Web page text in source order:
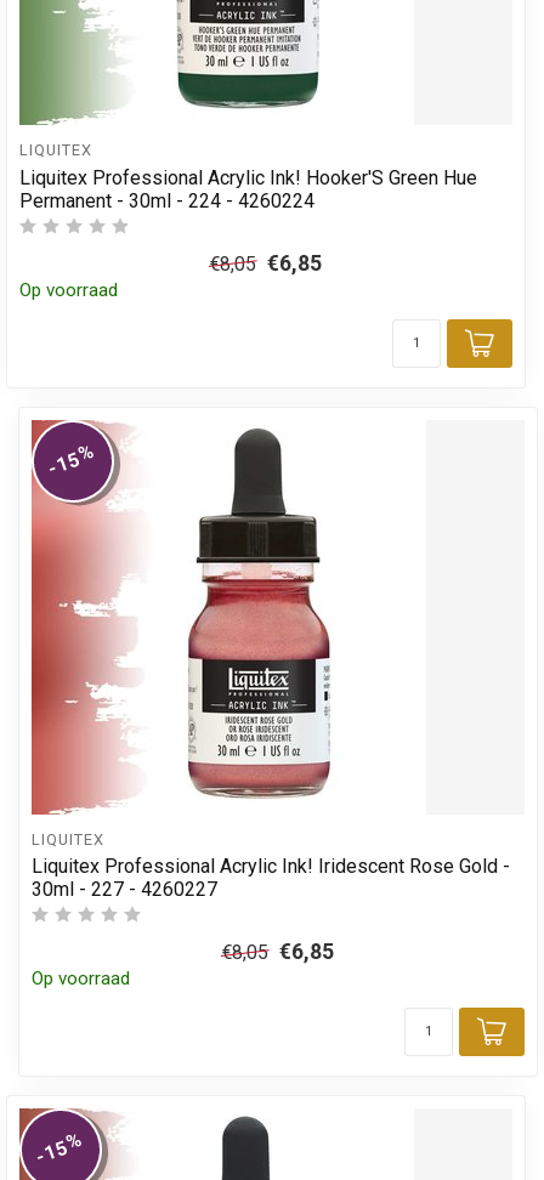
LIQUITEX
Liquitex Professional Acrylic Ink! Hooker'S Green Hue
Permanent - 30ml - 224 - 4260224
€8,05 €6,85
Op voorraad
-15%
LIQUITEX
Liquitex Professional Acrylic Ink! Iridescent Rose Gold -
30ml - 227 - 4260227
€8,05 €6,85
Op voorraad
-15%